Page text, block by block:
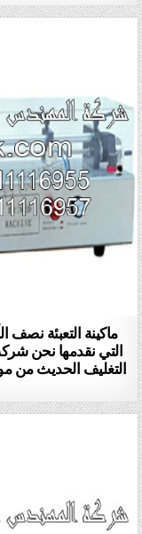
التي نقدمها نحن
التغليف الحديث من